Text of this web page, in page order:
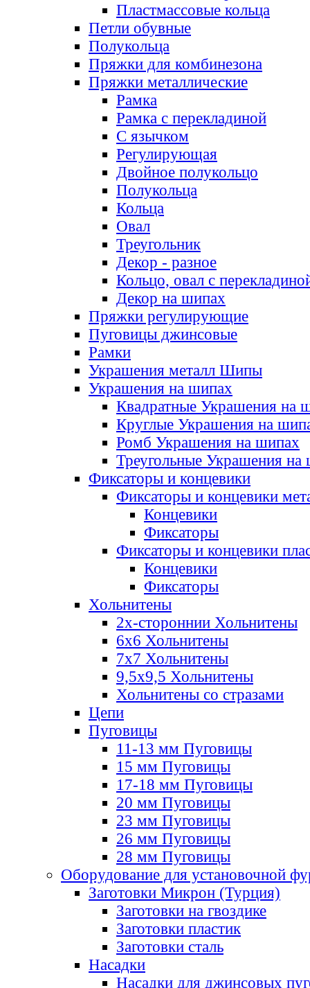
Пластмассовые кольца
Петли обувные
Полукольца
Пряжки для комбинезона
Пряжки металлические
Рамка
Рамка с перекладиной
С язычком
Регулирующая
Двойное полукольцо
Полукольца
Кольца
Овал
Треугольник
Декор - разное
Кольцо, овал с
Декор на шипах
Пряжки регулирующие
Пуговицы джинсовые
Рамки
Украшения металл Шипы
Украшения на шипах
Квадратные Украшения на
Круглые Украшения на
Ромб Украшения на шипах
Треугольные Украшения на
Фиксаторы и концевики
Фиксаторы и концевики
Концевики
Фиксаторы
Фиксаторы и концевики
Концевики
Фиксаторы
Хольнитены
2х-стороннии Хольнитены
6х6 Хольнитены
7х7 Хольнитены
9,5х9,5 Хольнитены
Хольнитены со стразами
Цепи
Пуговицы
11-13 мм Пуговицы
15 мм Пуговицы
17-18 мм Пуговицы
20 мм Пуговицы
23 мм Пуговицы
26 мм Пуговицы
28 мм Пуговицы
Оборудование для установочной
Заготовки Микрон (Турция)
Заготовки на гвоздике
Заготовки пластик
Заготовки сталь
Насадки
Насадки для джинсовых